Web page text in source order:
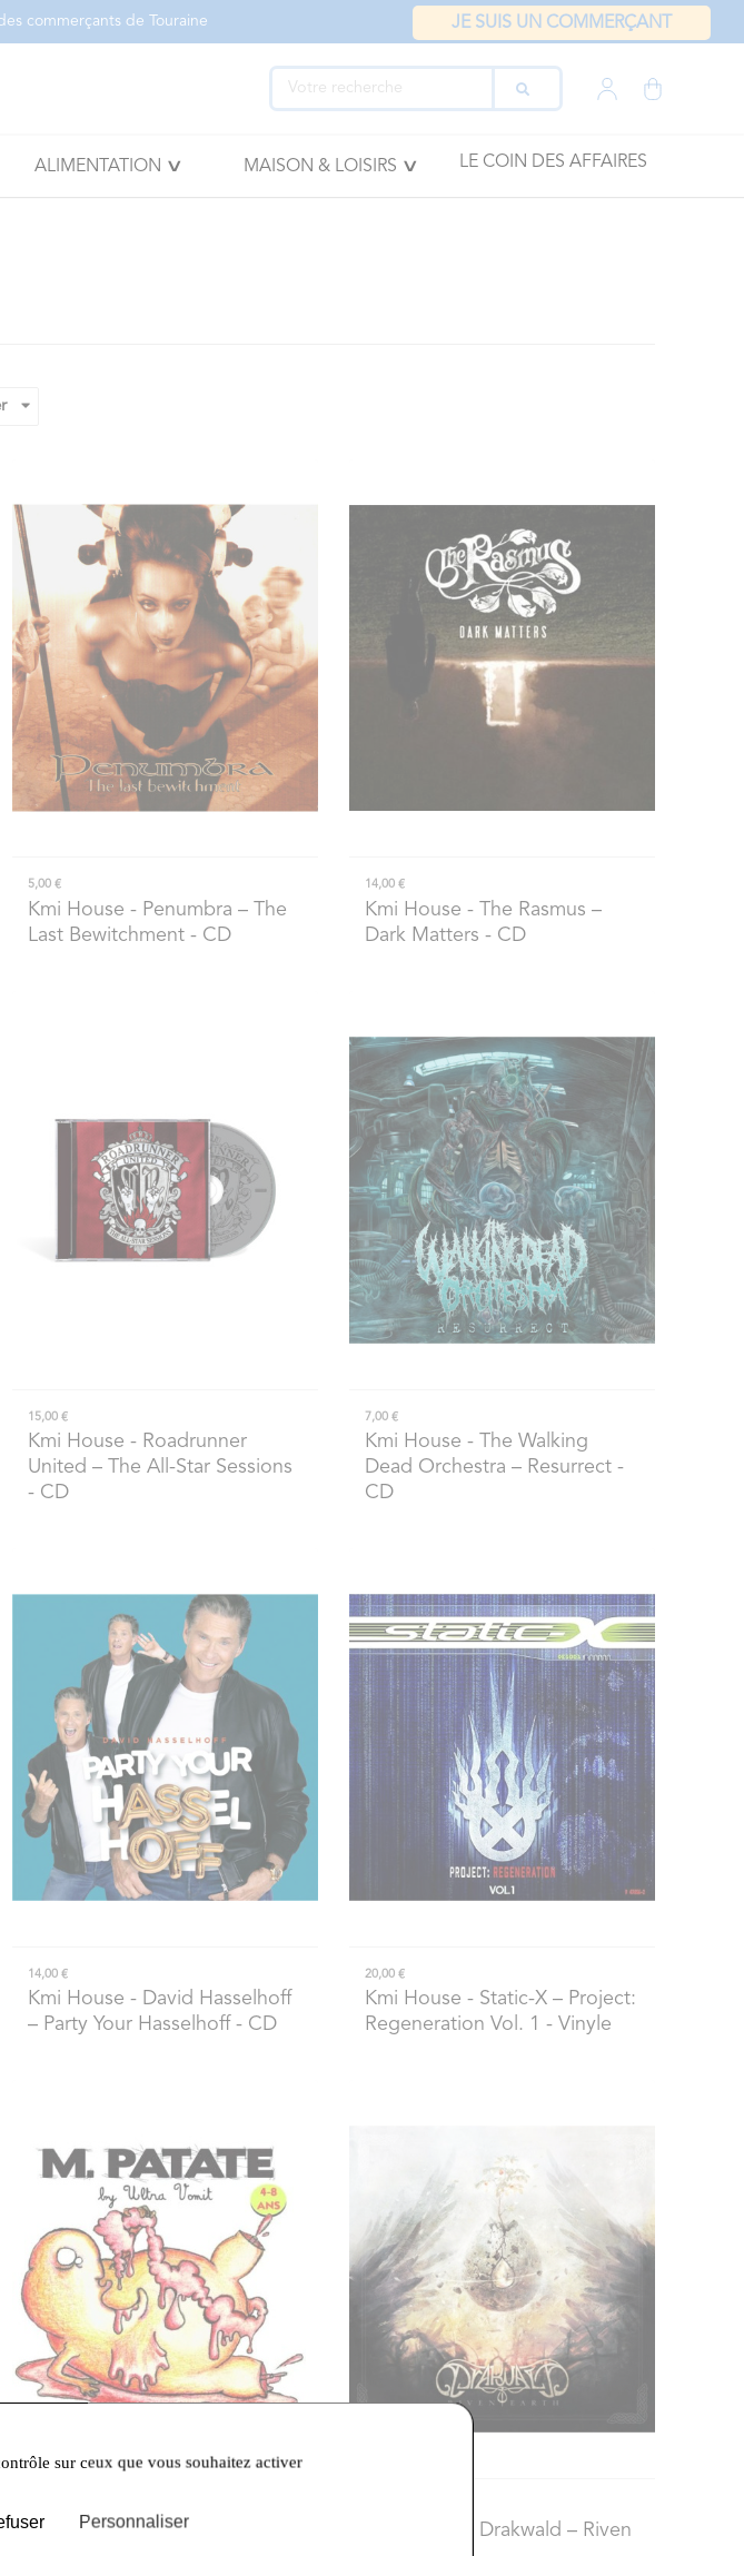
commerçants de Touraine JE SUIS UN COMMERÇANT
ALIMENTATION MAISON & LOISIRS LE COIN DES AFFAIRES
5,00 €
Kmi House - Penumbra – The
Last Bewitchment - CD
14,00 €
Kmi House - The Rasmus –
Dark Matters - CD
15,00 €
Kmi House - Roadrunner
United – The All-Star Sessions
- CD
7,00 €
Kmi House - The Walking
Dead Orchestra – Resurrect -
CD
14,00 €
Kmi House - David Hasselhoff
– Party Your Hasselhoff - CD
20,00 €
Kmi House - Static-X – Project:
Regeneration Vol. 1 - Vinyle
Kmi House- Ultra Vomit - M.
- Drakwald – Riven
sur ceux que vous souhaitez activer
Personnaliser